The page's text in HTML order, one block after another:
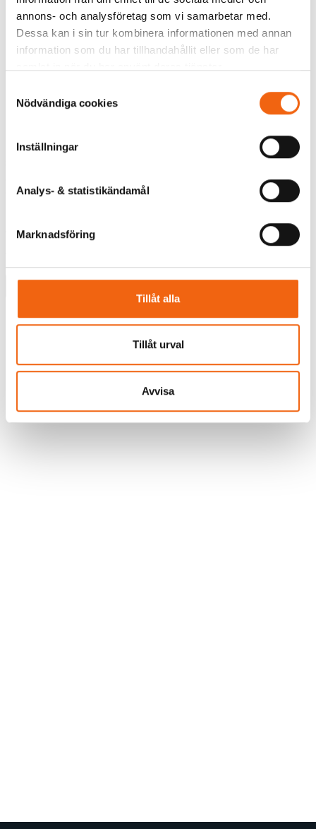
annons- och analysföretag som vi samarbetar med.
Dessa kan i sin tur kombinera informationen med annan
information som du har tillhandahållit eller som de har
Nödvändiga cookies
Inställningar
Analys- & statistikändamål
Marknadsföring
Tillåt alla
Tillåt urval
Avvisa
Glas Trä
3795 kr
snabbare leverans
Överkantshängt Fönster
Svenska Fönster Fritid 2-
snabbare leverans
Tillbaka